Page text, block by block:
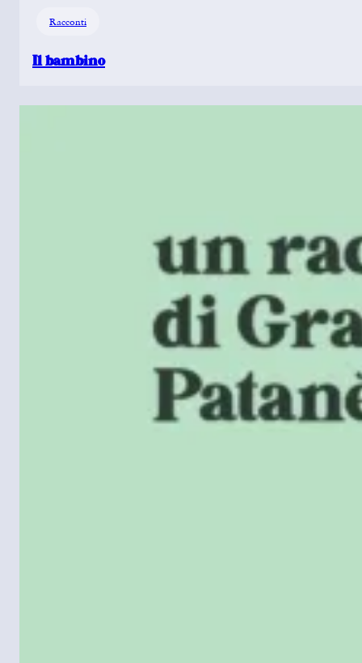
Racconti
Il bambino